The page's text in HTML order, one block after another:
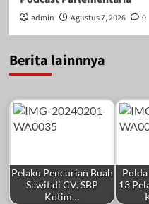
admin Agustus 7, 2026 0
Berita lainnnya
Pelaku Pencurian Buah
Sawit di CV. SBP
Kotim…
13